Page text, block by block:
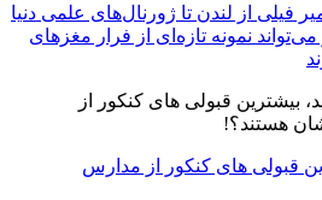
فیلی از لندن تا ژورنال‌های علمی دنیا
نمونه تازه‌ای از فرار مغزهای
قبولی های کنکور از مدارس